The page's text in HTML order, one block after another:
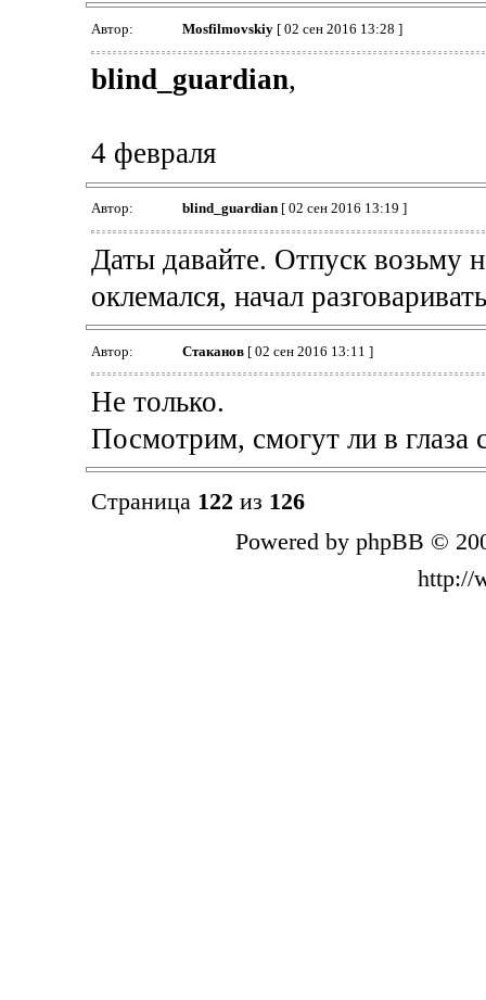
Автор: Mosfilmovskiy[ 02 сен 2016 13:28 ]
blind_guardian,
4 февраля
Автор: blind_guardian[ 02 сен 2016 13:19 ]
Даты давайте. Отпуск возьму
оклемался, начал
Автор: Cтаканов[ 02 сен 2016 13:11 ]
Не только.
Посмотрим, смогут ли в глаза
Страница 122 из 126
Powered by phpBB ©
http://